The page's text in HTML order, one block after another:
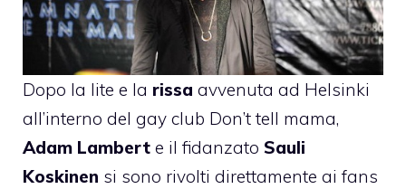
Dopo la lite e la rissa avvenuta ad Helsinki
all’interno del gay club Don’t tell mama,
Adam Lambert e il fidanzato Sauli
Koskinen si sono rivolti direttamente ai fans